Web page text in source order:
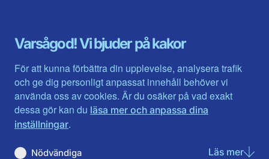
Varsågod! Vi bjuder på kakor
För att kunna förbättra din upplevelse, analysera trafik
och ge dig personligt anpassat innehåll behöver vi
använda oss av cookies. Är du osäker på vad exakt
dessa gör kan du läsa mer och anpassa dina
inställningar.
Nödvändiga Läs merom
Gävleborg
Halland
Jämtlands län
Jönköpings län
Kalmar län
Kronobergs län
Norrbotten
Skåne län
Värmlands län
Västerbotten
Västra Götaland
Västernorrland
Västmanland
Örebro län
Östergötland